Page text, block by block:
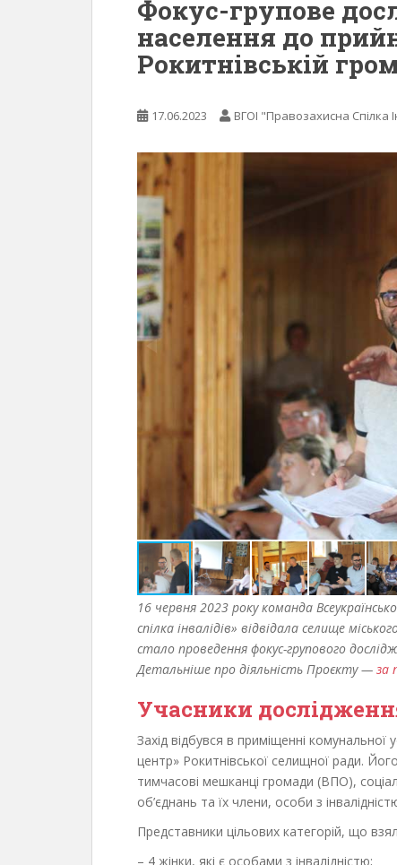
Фокус-групове
населення до
Рокитнівській
17.06.2023 ВГОІ "Правозахисна Спілка
16 червня 2023 року команда
спілка інвалідів» відвідала селище
стало проведення фокус-групового
Детальніше про діяльність Проєкту — за
Учасники
Захід відбувся в приміщенні
центр» Рокитнівської селищної ради.
тимчасові мешканці громади (ВПО),
об’єднань та їх члени, особи з
Представники цільових категорій, що
– 4 жінки, які є особами з інвалідністю;